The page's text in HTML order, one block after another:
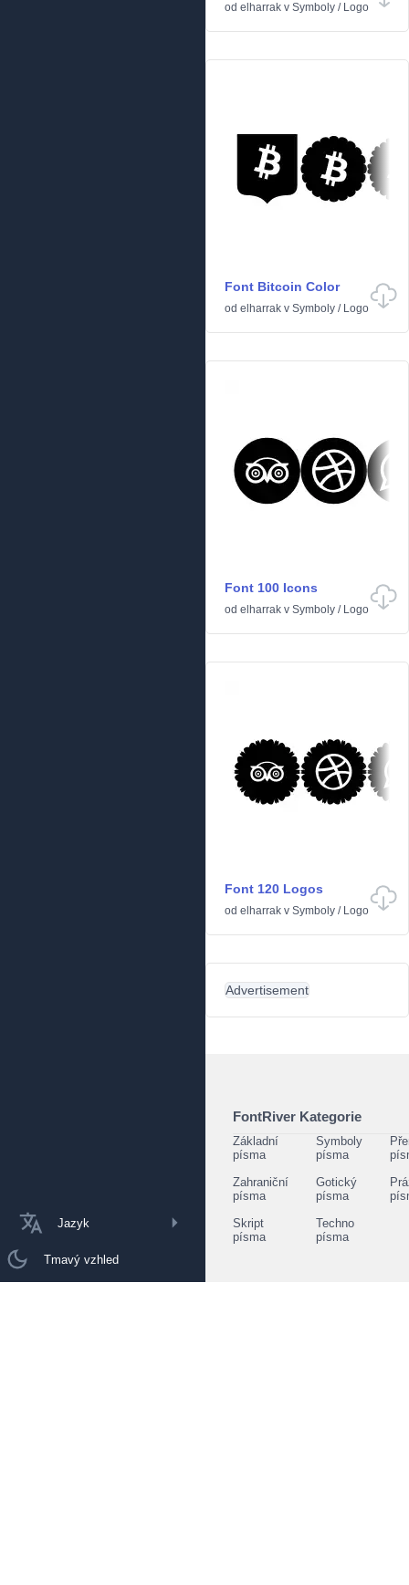
Jazyk
Tmavý vzhled
od elharrak v Symboly / Logo
Font Bitcoin Color
od elharrak v Symboly / Logo
Font 100 Icons
od elharrak v Symboly / Logo
Font 120 Logos
od elharrak v Symboly / Logo
Advertisement
FontRiver Kategorie
Základní
písma
Symboly
písma
Zahraniční
písma
Gotický
písma
Skript
písma
Techno
písma